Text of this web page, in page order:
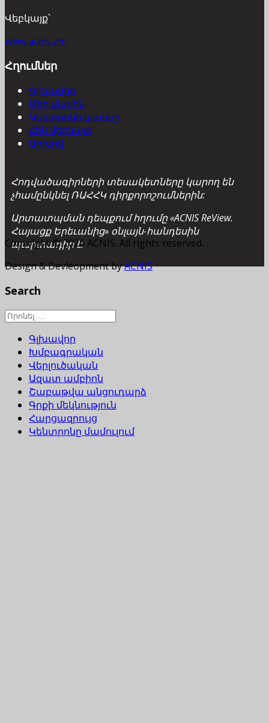
Վեբկայք՝
www.acnis.am
Հղումներ
Գլխավոր
Մեր մասին
Կենտրոնի կյանքը
Հին վեբկայք
Արխիվ
Հոդվածագիրների տեսակետները կարող են
չհամընկնել ՌԱՀՀԿ դիրքորոշումներին:
Արտատպման դեպքում հղումը «ACNIS ReView.
Հայացք Երեւանից» օնլայն-հանդեսին
պարտադիր է:
Copyright © 2026 ACNIS. All rights reserved.
Design & Devleopment byACNIS
Search
Գլխավոր
Խմբագրական
Վերլուծական
Ազատ ամբիոն
Շաբաթվա անցուդարձ
Գրքի մեկնություն
Հարցազրույց
Կենտրոնը մամուլում